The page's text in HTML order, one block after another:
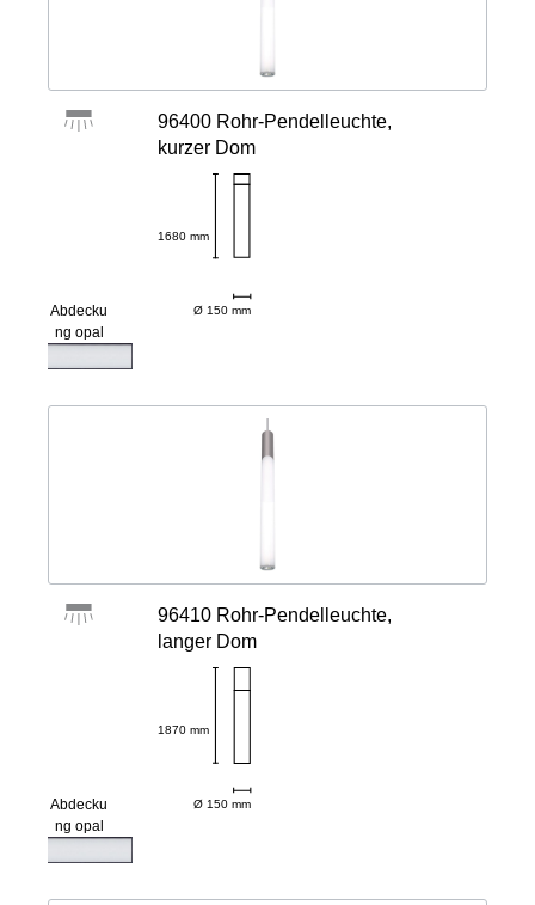
96400 Rohr-Pendelleuchte,
kurzer Dom
1680 mm
Ø 150 mm
Abdecku
ng opal
96410 Rohr-Pendelleuchte,
langer Dom
1870 mm
Ø 150 mm
Abdecku
ng opal